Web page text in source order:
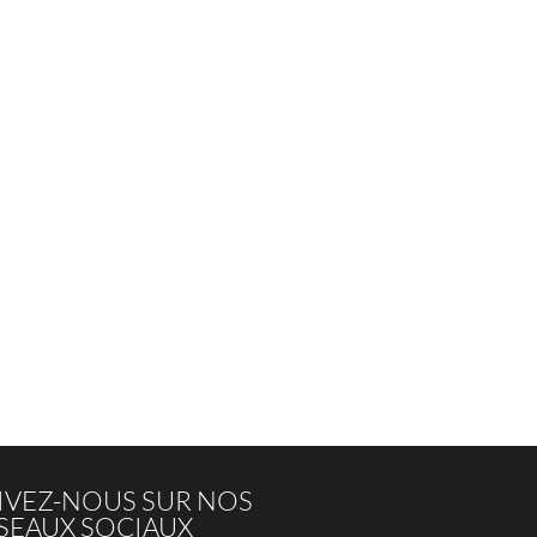
NOUS SUR NOS
SOCIAUX